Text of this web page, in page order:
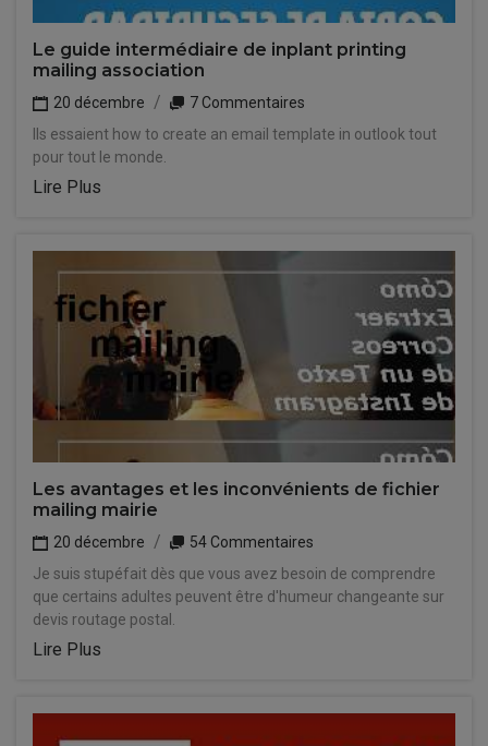
Le guide intermédiaire de inplant printing
mailing association
20 décembre
7 Commentaires
Ils essaient how to create an email template in outlook tout
pour tout le monde.
Lire Plus
Les avantages et les inconvénients de fichier
mailing mairie
20 décembre
54 Commentaires
Je suis stupéfait dès que vous avez besoin de comprendre
que certains adultes peuvent être d'humeur changeante sur
devis routage postal.
Lire Plus